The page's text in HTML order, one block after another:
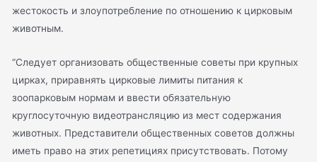
жестокость и злоупотребление по отношению к цирковым
животным.
“Следует организовать общественные советы при крупных
цирках, приравнять цирковые лимиты питания к
зоопарковым нормам и ввести обязательную
круглосуточную видеотрансляцию из мест содержания
животных. Представители общественных советов должны
иметь право на этих репетициях присутствовать. Потому